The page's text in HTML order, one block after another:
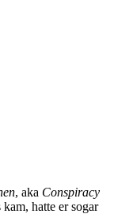
, aka Conspiracy
hatte er sogar